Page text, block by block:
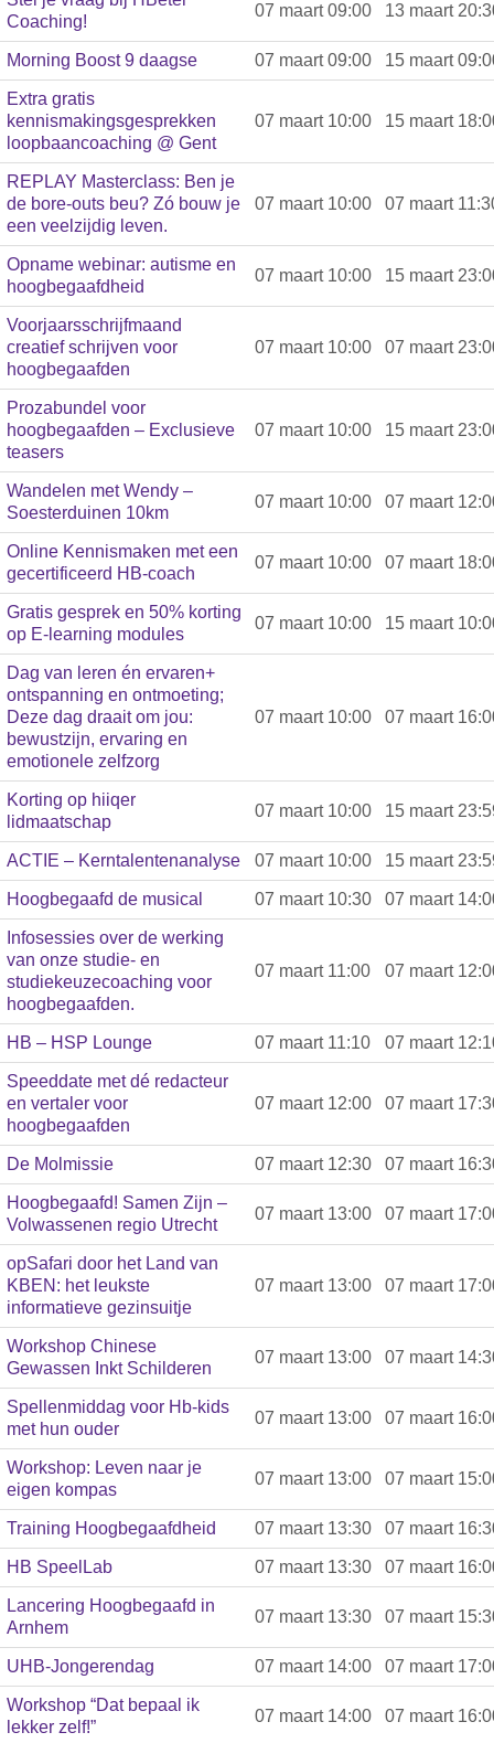
Coaching!
07 maart 09:00 13 maart
Morning Boost 9 daagse 07 maart 09:00 15 maart
Extra gratis
kennismakingsgesprekken
loopbaancoaching @ Gent
07 maart 10:00 15 maart
REPLAY Masterclass: Ben je
de bore-outs beu? Zó bouw je
een veelzijdig leven.
07 maart 10:00 07 maart
Opname webinar: autisme en
hoogbegaafdheid
07 maart 10:00 15 maart
Voorjaarsschrijfmaand
creatief schrijven voor
hoogbegaafden
07 maart 10:00 07 maart
Prozabundel voor
hoogbegaafden – Exclusieve
teasers
07 maart 10:00 15 maart
Wandelen met Wendy –
Soesterduinen 10km
07 maart 10:00 07 maart
Online Kennismaken met een
gecertificeerd HB-coach
07 maart 10:00 07 maart
Gratis gesprek en 50% korting
op E-learning modules
07 maart 10:00 15 maart
Dag van leren én ervaren+
ontspanning en ontmoeting;
Deze dag draait om jou:
bewustzijn, ervaring en
emotionele zelfzorg
07 maart 10:00 07 maart
Korting op hiiqer
lidmaatschap
07 maart 10:00 15 maart
ACTIE – Kerntalentenanalyse 07 maart 10:00 15 maart
Hoogbegaafd de musical 07 maart 10:30 07 maart
Infosessies over de werking
van onze studie- en
studiekeuzecoaching voor
hoogbegaafden.
07 maart 11:00 07 maart
HB – HSP Lounge 07 maart 11:10 07 maart
Speeddate met dé redacteur
en vertaler voor
hoogbegaafden
07 maart 12:00 07 maart
De Molmissie 07 maart 12:30 07 maart
Hoogbegaafd! Samen Zijn –
Volwassenen regio Utrecht
07 maart 13:00 07 maart
opSafari door het Land van
KBEN: het leukste
informatieve gezinsuitje
07 maart 13:00 07 maart
Workshop Chinese
Gewassen Inkt Schilderen
07 maart 13:00 07 maart
Spellenmiddag voor Hb-kids
met hun ouder
07 maart 13:00 07 maart
Workshop: Leven naar je
eigen kompas
07 maart 13:00 07 maart
Training Hoogbegaafdheid 07 maart 13:30 07 maart
HB SpeelLab 07 maart 13:30 07 maart
Lancering Hoogbegaafd in
Arnhem
07 maart 13:30 07 maart
UHB-Jongerendag 07 maart 14:00 07 maart
Workshop “Dat bepaal ik
lekker zelf!”
07 maart 14:00 07 maart